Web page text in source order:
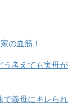
の血筋！
う考えても実母が
で義母にキレられ